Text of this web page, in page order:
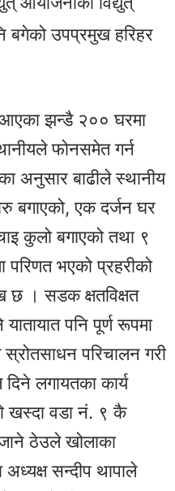
बगेको उपप्रमुख हरिहर
आएका झन्डै २०० घरमा
फोनसमेत गर्न
अनुसार बाढीले स्थानीय
बगाएको, एक दर्जन घर
कुलो बगाएको तथा ९
भएको प्रहरीको
छ । सडक क्षतविक्षत
पनि पूर्ण रूपमा
परिचालन गरी
लगायतका कार्य
खस्दा वडा नं. ९ कै
ठेउले खोलाका
सन्दीप थापाले